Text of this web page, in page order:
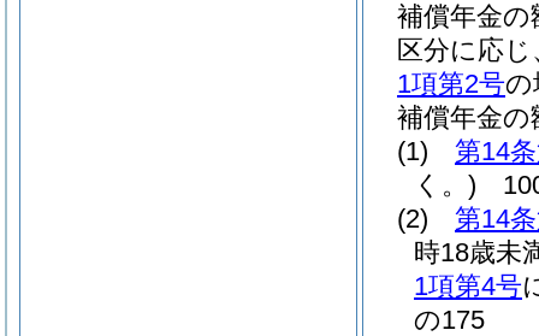
補償年金
区分に応じ
1項第2号の
補償年金
(1)
第14
く。)
(2)
第14
時18歳未
1項第4号
の175